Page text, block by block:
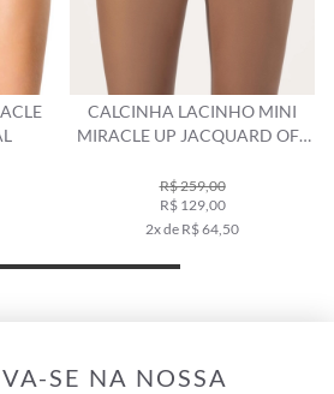
MINI
OFF
CALCINHA LACINHO MIRACLE
UP ACQUA VERMELHO
R$ 199,00
R$ 139,00
2x de R$ 69,50
SE NA NOSSA